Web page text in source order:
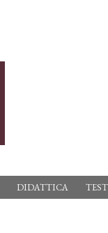
DIDATTICA